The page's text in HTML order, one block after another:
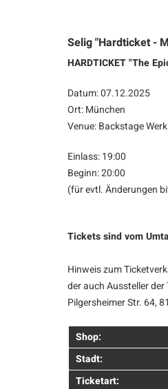
Selig "Hardticket -
HARDTICKET "The
Datum: 07.12.2025
Ort: München
Venue: Backstage Werk
Einlass: 19:00
Beginn: 20:00
(für evtl. Änderungen
Tickets sind vom
Hinweis zum
der auch Aussteller
Pilgersheimer Str. 64,
Shop:
Stadt:
Ticketart: